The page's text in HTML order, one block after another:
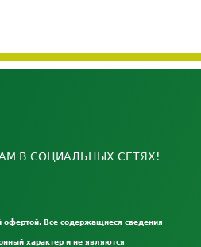
В СОЦИАЛЬНЫХ СЕТЯХ!
Все содержащиеся сведения
характер и не являются